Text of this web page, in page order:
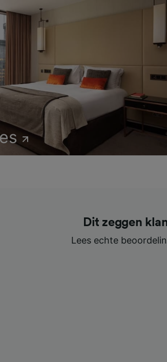
Dit zeggen
Lees echte